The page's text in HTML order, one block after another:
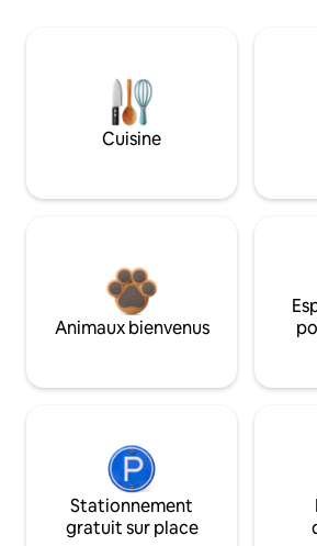
Cuisine
Animaux bienvenus
Stationnement
gratuit sur place